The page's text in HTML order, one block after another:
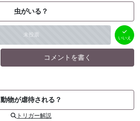
虫がいる？
未投票
いいえ
（ 0件）
いいえ
コメントを書く
動物が虐待される？
トリガー解説